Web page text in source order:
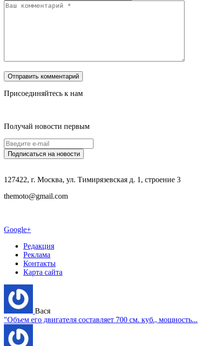
Присоединяйтесь к нам
Получай новости первым
127422, г. Москва, ул. Тимирязевская д. 1, строение 3
themoto@gmail.com
Google+
Редакция
Реклама
Контакты
Карта сайта
Вася
"Объем его двигателя составляет 700 см. куб., мощность...